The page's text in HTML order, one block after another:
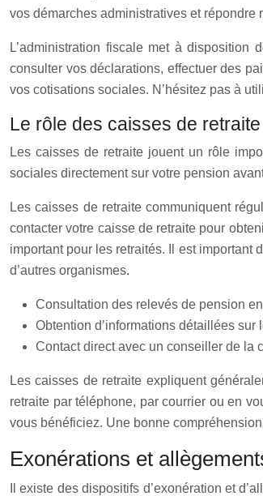
vos démarches administratives et répondre
L’administration fiscale met à
consulter vos déclarations, effectuer des
vos cotisations sociales. N’hésitez pas à
Le rôle des caisses de retraite
Les caisses de retraite jouent un rôle
sociales directement sur votre pension
Les caisses de retraite communiquent
contacter votre caisse de retraite pour
important pour les retraités. Il est important
d’autres organismes.
Consultation des relevés de pension
Obtention d’informations détaillées sur
Contact direct avec un conseiller de la
Les caisses de retraite expliquent
retraite par téléphone, par courrier ou en
vous bénéficiez. Une bonne
Exonérations et
Il existe des dispositifs d’exonération et